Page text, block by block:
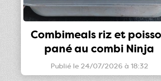
Combimeals riz et
pané au combi Ninja
Publié le 24/07/2026 à 18:32